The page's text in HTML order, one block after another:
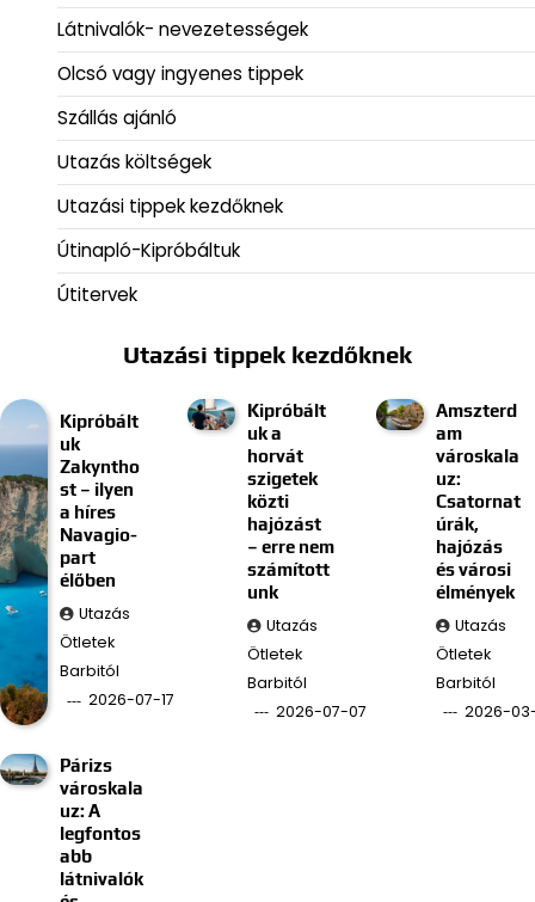
Látnivalók- nevezetességek
Olcsó vagy ingyenes tippek
Szállás ajánló
Utazás költségek
Utazási tippek kezdőknek
Útinapló-Kipróbáltuk
Útitervek
Utazási tippek kezdőknek
Kipróbált
uk
Zakyntho
st – ilyen
a híres
Navagio-
part
élőben
Utazás
Ötletek
Barbitól
2026-07-17
Kipróbált
uk a
horvát
szigetek
közti
hajózást
– erre nem
számított
unk
Utazás
Ötletek
Barbitól
2026-07-07
Amszterd
am
városkala
uz:
Csatornat
úrák,
hajózás
és városi
élmények
Utazás
Ötletek
Barbitól
2026-
Párizs
városkala
uz: A
legfontos
abb
látnivalók